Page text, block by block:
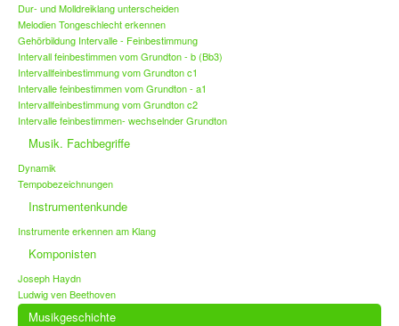
Dur- und Molldreiklang unterscheiden
Melodien Tongeschlecht erkennen
Gehörbildung Intervalle - Feinbestimmung
Intervall feinbestimmen vom Grundton - b (Bb3)
Intervallfeinbestimmung vom Grundton c1
Intervalle feinbestimmen vom Grundton - a1
Intervallfeinbestimmung vom Grundton c2
Intervalle feinbestimmen- wechselnder Grundton
Musik. Fachbegriffe
Dynamik
Tempobezeichnungen
Instrumentenkunde
Instrumente erkennen am Klang
Komponisten
Joseph Haydn
Ludwig ven Beethoven
Musikgeschichte